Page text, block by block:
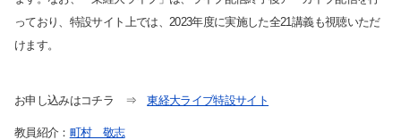
っており、特設サイト上では、2023年度に実施した全21講義も視聴いただ
けます。
お申し込みはコチラ ⇒東経大ライブ特設サイト
教員紹介： 町村 敬志